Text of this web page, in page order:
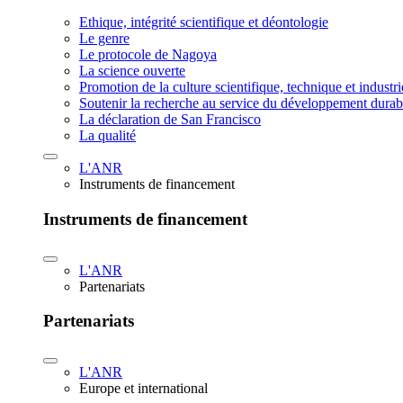
Ethique, intégrité scientifique et déontologie
Le genre
Le protocole de Nagoya
La science ouverte
Promotion de la culture scientifique, technique et
Soutenir la recherche au service du développement
La déclaration de San Francisco
La qualité
L'ANR
Instruments de financement
Instruments de financement
L'ANR
Partenariats
Partenariats
L'ANR
Europe et international